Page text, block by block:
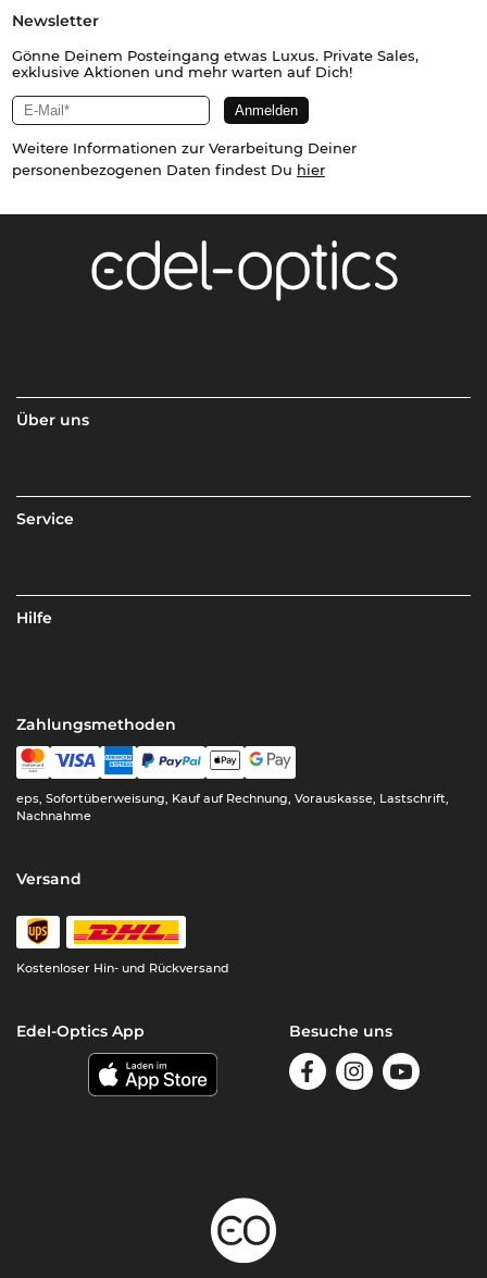
Newsletter
Gönne Deinem Posteingang etwas Luxus. Private Sales,
exklusive Aktionen und mehr warten auf Dich!
Weitere Informationen zur Verarbeitung Deiner
personenbezogenen Daten findest Du hier
Über uns
Service
Hilfe
Zahlungsmethoden
eps, Sofortüberweisung, Kauf auf Rechnung, Vorauskasse, Lastschrift,
Nachnahme
Versand
Kostenloser Hin- und Rückversand
Edel-Optics App Besuche uns